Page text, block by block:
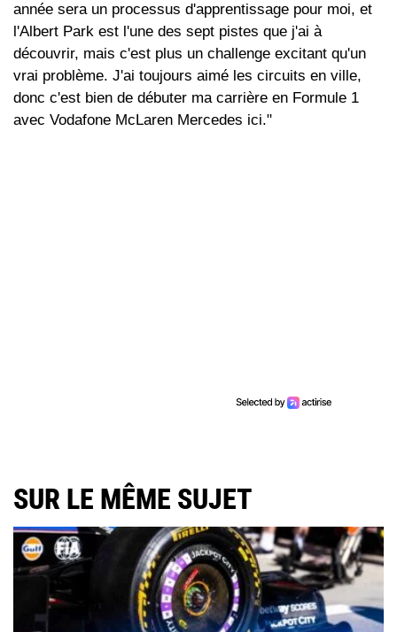
année sera un processus d'apprentissage pour moi, et
l'Albert Park est l'une des sept pistes que j'ai à
découvrir, mais c'est plus un challenge excitant qu'un
vrai problème. J'ai toujours aimé les circuits en ville,
donc c'est bien de débuter ma carrière en Formule 1
avec Vodafone McLaren Mercedes ici."
SUR LE MÊME SUJET